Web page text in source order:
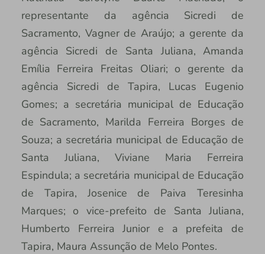
representante da agência Sicredi de
Sacramento, Vagner de Araújo; a gerente da
agência Sicredi de Santa Juliana, Amanda
Emília Ferreira Freitas Oliari; o gerente da
agência Sicredi de Tapira, Lucas Eugenio
Gomes; a secretária municipal de Educação
de Sacramento, Marilda Ferreira Borges de
Souza; a secretária municipal de Educação de
Santa Juliana, Viviane Maria Ferreira
Espindula; a secretária municipal de Educação
de Tapira, Josenice de Paiva Teresinha
Marques; o vice-prefeito de Santa Juliana,
Humberto Ferreira Junior e a prefeita de
Tapira, Maura Assunção de Melo Pontes.